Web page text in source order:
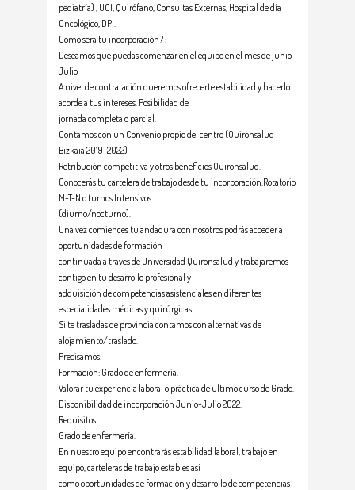
pediatría) , UCI, Quirófano, Consultas Externas, Hospital de día
Oncológico, DPI.
Como será tu incorporación? :
Deseamos que puedas comenzar en el equipo en el mes de junio-
Julio
A nivel de contratación queremos ofrecerte estabilidad y hacerlo
acorde a tus intereses. Posibilidad de
jornada completa o parcial.
Contamos con un Convenio propio del centro (Quironsalud
Bizkaia 2019-2022)
Retribución competitiva y otros beneficios Quironsalud.
Conocerás tu cartelera de trabajo desde tu incorporación.Rotatorio
M-T-N o turnos Intensivos
(diurno/nocturno).
Una vez comiences tu andadura con nosotros podrás acceder a
oportunidades de formación
continuada a traves de Universidad Quironsalud y trabajaremos
contigo en tu desarrollo profesional y
adquisición de competencias asistenciales en diferentes
especialidades médicas y quirúrgicas.
Si te trasladas de provincia contamos con alternativas de
alojamiento/traslado.
Precisamos:
Formación: Grado de enfermería.
Valorar tu experiencia laboral o práctica de ultimo curso de Grado.
Disponibilidad de incorporación Junio-Julio 2022.
Requisitos
Grado de enfermería.
En nuestro equipo encontrarás estabilidad laboral, trabajo en
equipo, carteleras de trabajo estables así
como oportunidades de formación y desarrollo de competencias